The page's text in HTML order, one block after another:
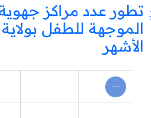
تطور عدد مراكز جهوية
الموجهة للطفل
الأشهر